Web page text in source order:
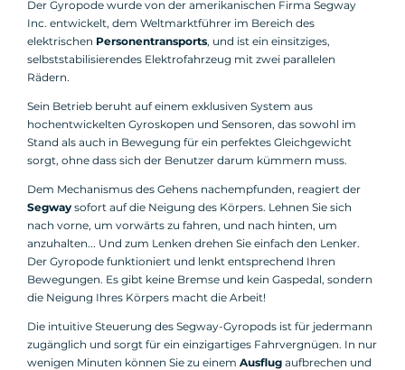
Der Gyropode wurde von der amerikanischen Firma Segway
Inc. entwickelt, dem Weltmarktführer im Bereich des
elektrischen Personentransports, und ist ein einsitziges,
selbststabilisierendes Elektrofahrzeug mit zwei parallelen
Rädern.
Sein Betrieb beruht auf einem exklusiven System aus
hochentwickelten Gyroskopen und Sensoren, das sowohl im
Stand als auch in Bewegung für ein perfektes Gleichgewicht
sorgt, ohne dass sich der Benutzer darum kümmern muss.
Dem Mechanismus des Gehens nachempfunden, reagiert der
Segway sofort auf die Neigung des Körpers. Lehnen Sie sich
nach vorne, um vorwärts zu fahren, und nach hinten, um
anzuhalten... Und zum Lenken drehen Sie einfach den Lenker.
Der Gyropode funktioniert und lenkt entsprechend Ihren
Bewegungen. Es gibt keine Bremse und kein Gaspedal, sondern
die Neigung Ihres Körpers macht die Arbeit!
Die intuitive Steuerung des Segway-Gyropods ist für jedermann
zugänglich und sorgt für ein einzigartiges Fahrvergnügen. In nur
wenigen Minuten können Sie zu einem Ausflug aufbrechen und